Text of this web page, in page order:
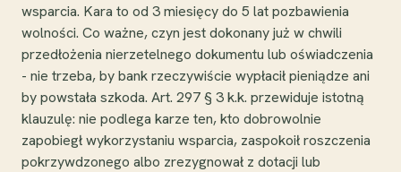
wsparcia. Kara to od 3 miesięcy do 5 lat pozbawienia
wolności. Co ważne, czyn jest dokonany już w chwili
przedłożenia nierzetelnego dokumentu lub oświadczenia
- nie trzeba, by bank rzeczywiście wypłacił pieniądze ani
by powstała szkoda. Art. 297 § 3 k.k. przewiduje istotną
klauzulę: nie podlega karze ten, kto dobrowolnie
zapobiegł wykorzystaniu wsparcia, zaspokoił roszczenia
pokrzywdzonego albo zrezygnował z dotacji lub